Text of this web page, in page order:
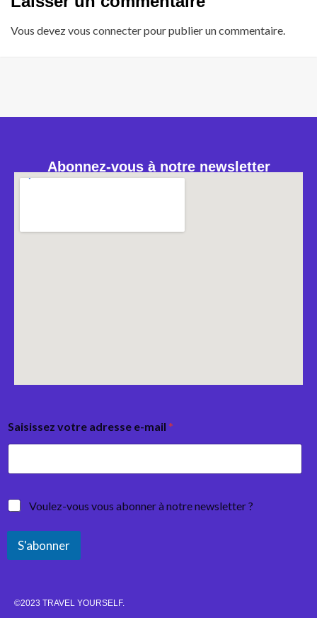
Vous devezvous connecterpour publier un commentaire.
Abonnez-vous à notre newsletter
Saisissez votre adresse e-mail *
Voulez-vous vous abonner à notre newsletter ?
S'abonner
©2023 TRAVEL YOURSELF.